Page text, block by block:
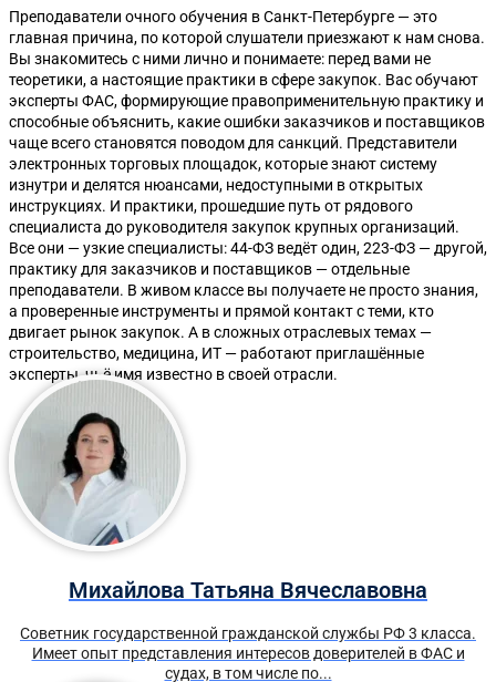
Преподаватели очного обучения в Санкт-Петербурге — это
главная причина, по которой слушатели приезжают к нам снова.
Вы знакомитесь с ними лично и понимаете: перед вами не
теоретики, а настоящие практики в сфере закупок. Вас обучают
эксперты ФАС, формирующие правоприменительную практику и
способные объяснить, какие ошибки заказчиков и поставщиков
чаще всего становятся поводом для санкций. Представители
электронных торговых площадок, которые знают систему
изнутри и делятся нюансами, недоступными в открытых
инструкциях. И практики, прошедшие путь от рядового
специалиста до руководителя закупок крупных организаций.
Все они — узкие специалисты: 44-ФЗ ведёт один, 223-ФЗ — другой,
практику для заказчиков и поставщиков — отдельные
преподаватели. В живом классе вы получаете не просто знания,
а проверенные инструменты и прямой контакт с теми, кто
двигает рынок закупок. А в сложных отраслевых темах —
строительство, медицина, ИТ — работают приглашённые
эксперты, чьё имя известно в своей отрасли.
Михайлова Татьяна Вячеславовна
Советник государственной гражданской службы РФ 3 класса.
Имеет опыт представления интересов доверителей в ФАС и
судах, в том числе по...